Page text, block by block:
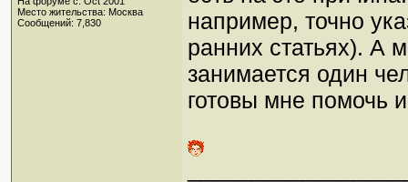
Место жительства: Москва
Сообщений: 7,830
например, точно
ранних статьях). А
занимается один
готовы мне помочь